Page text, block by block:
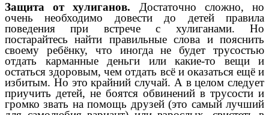
Защита от хулиганов. Достаточно сложно, но
очень необходимо довести до детей правила
поведения при встрече с хулиганами. Но
постарайтесь найти правильные слова и пояснить
своему ребёнку, что иногда не будет трусостью
отдать карманные деньги или какие-то вещи и
остаться здоровым, чем отдать всё и оказаться ещё и
избитым. Но это крайний случай. А в целом следует
приучить детей, не боятся обвинений в трусости и
громко звать на помощь друзей (это самый лучший